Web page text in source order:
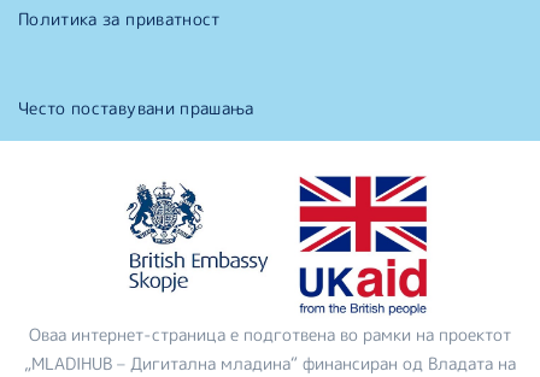
Политика за приватност
Често поставувани прашања
Оваа интернет-страница е подготвена во рамки на проектот
„MLADIHUB – Дигитална младина“ финансиран од Владата на